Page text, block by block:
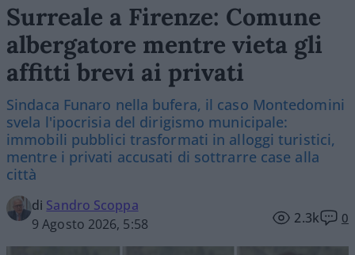
Surreale a Firenze: Comune
albergatore mentre vieta gli
affitti brevi ai privati
Sindaca Funaro nella bufera, il caso Montedomini
svela l'ipocrisia del dirigismo municipale:
immobili pubblici trasformati in alloggi turistici,
mentre i privati accusati di sottrarre case alla
città
di Sandro Scoppa
9 Agosto 2026, 5:58
2.3k 0